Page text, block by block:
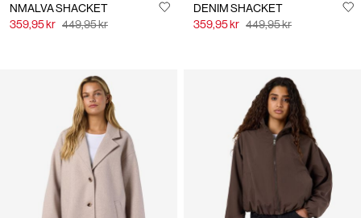
NMALVA SHACKET
359,95 kr 449,95 kr
DENIM SHACKET
359,95 kr 449,95 kr